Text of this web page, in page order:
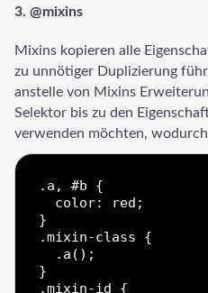
3. @mixins
Mixins kopieren alle
zu unnötiger Duplizierung
anstelle von Mixins
Selektor bis zu den
verwenden möchten,
.a, #b {
}
.mixin-class {
}
.mixin-id {